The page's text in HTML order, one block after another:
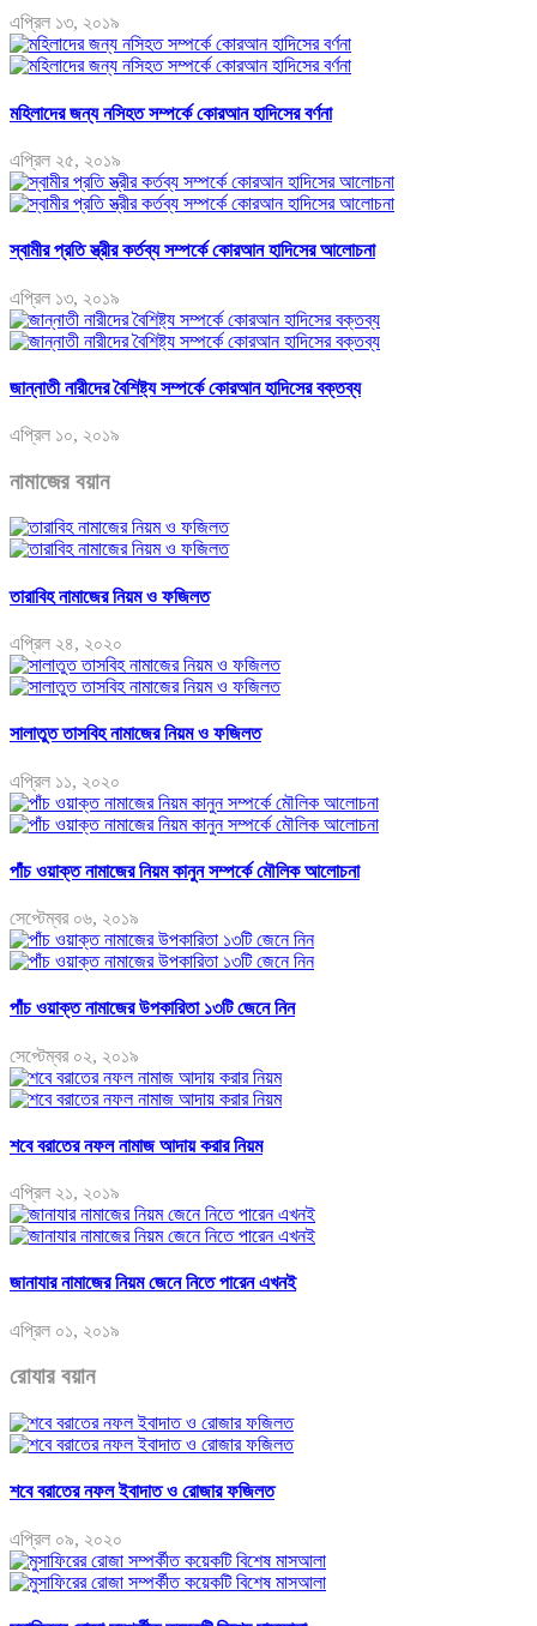
এপ্রিল ১৩, ২০১৯
মহিলাদের জন্য নসিহত সম্পর্কে কোরআন হাদিসের বর্ণনা
এপ্রিল ২৫, ২০১৯
স্বামীর প্রতি স্ত্রীর কর্তব্য সম্পর্কে কোরআন হাদিসের আলোচনা
এপ্রিল ১৩, ২০১৯
জান্নাতী নারীদের বৈশিষ্ট্য সম্পর্কে কোরআন হাদিসের বক্তব্য
এপ্রিল ১০, ২০১৯
নামাজের বয়ান
তারাবিহ নামাজের নিয়ম ও ফজিলত
এপ্রিল ২৪, ২০২০
সালাতুত তাসবিহ নামাজের নিয়ম ও ফজিলত
এপ্রিল ১১, ২০২০
পাঁচ ওয়াক্ত নামাজের নিয়ম কানুন সম্পর্কে মৌলিক আলোচনা
সেপ্টেম্বর ০৬, ২০১৯
পাঁচ ওয়াক্ত নামাজের উপকারিতা ১৩টি জেনে নিন
সেপ্টেম্বর ০২, ২০১৯
শবে বরাতের নফল নামাজ আদায় করার নিয়ম
এপ্রিল ২১, ২০১৯
জানাযার নামাজের নিয়ম জেনে নিতে পারেন এখনই
এপ্রিল ০১, ২০১৯
রোযার বয়ান
শবে বরাতের নফল ইবাদাত ও রোজার ফজিলত
এপ্রিল ০৯, ২০২০